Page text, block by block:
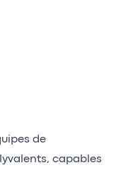
de
capables